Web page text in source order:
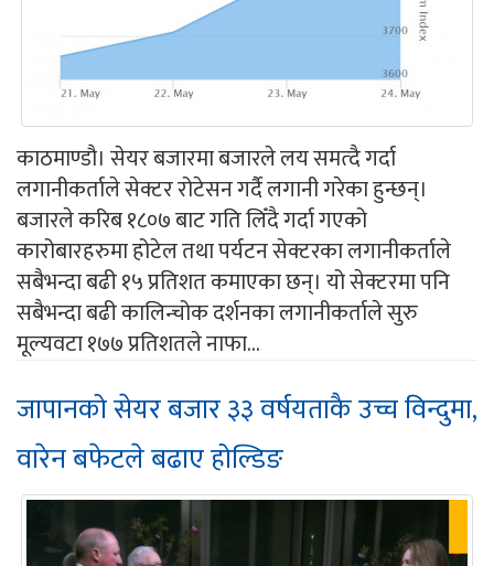
काठमाण्डौ। सेयर बजारमा बजारले लय समत्दै गर्दा
लगानीकर्ताले सेक्टर रोटेसन गर्दै लगानी गरेका हुन्छन्।
बजारले करिब १८०७ बाट गति लिँदै गर्दा गएको
कारोबारहरुमा होटेल तथा पर्यटन सेक्टरका लगानीकर्ताले
सबैभन्दा बढी १५ प्रतिशत कमाएका छन्। यो सेक्टरमा पनि
सबैभन्दा बढी कालिन्चोक दर्शनका लगानीकर्ताले सुरु
मूल्यवटा १७७ प्रतिशतले नाफा...
जापानको सेयर बजार ३३ वर्षयताकै उच्च विन्दुमा,
वारेन बफेटले बढाए होल्डिङ